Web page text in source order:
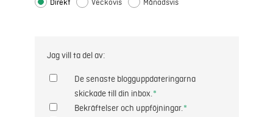
Direkt Veckovis Månadsvis
Jag vill ta del av:
De senaste blogguppdateringarna
skickade till din inbox.*
Bekräftelser och uppföjningar.*